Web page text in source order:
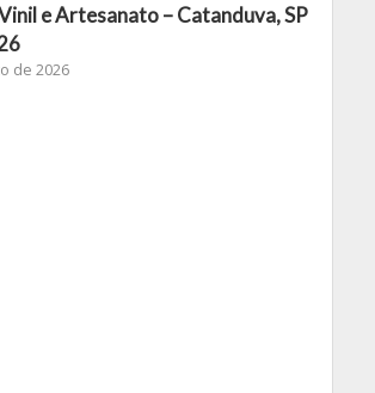
e Artesanato – Catanduva, SP
de 2026